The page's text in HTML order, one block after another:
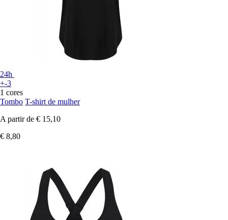
24h
+-3
1 cores
Tombo T-shirt de mulher
A partir de € 15,10
€ 8,80